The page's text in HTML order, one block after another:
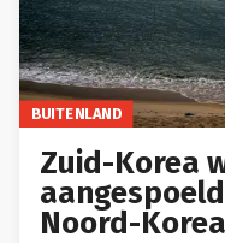
BUITENLAND
Zuid-Korea
Noord-Korea